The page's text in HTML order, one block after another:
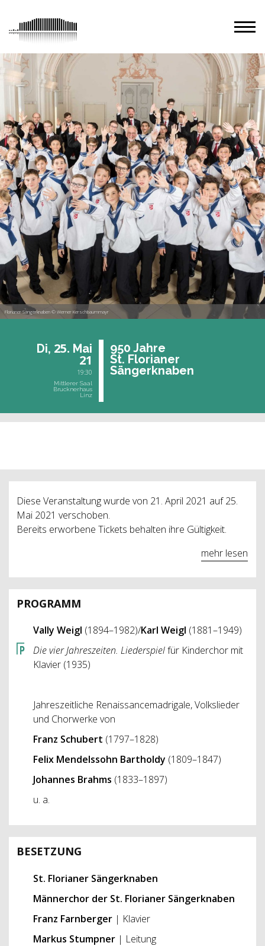
Florianer Sängerknaben © Werner Kerschbaummayr
Di, 25. Mai
21
19:30
Mittlerer Saal
Brucknerhaus
Linz
950 Jahre
St. Flo­ria­ner
Sän­ger­kna­ben
Diese Veranstaltung wurde von 21. April 2021 auf 25.
Mai 2021 verschoben.
Bereits erworbene Tickets behalten ihre Gültigkeit.
mehr lesen
PROGRAMM
Vally Weigl (1894–1982)/Karl Weigl (1881–1949)
Die vier Jahreszeiten. Liederspielfür Kinderchor mit
Klavier (1935)
Jahreszeitliche Renaissancemadrigale, Volkslieder
und Chorwerke von
Franz Schubert (1797–1828)
Felix Mendelssohn Bartholdy (1809–1847)
Johannes Brahms (1833–1897)
u. a.
BESETZUNG
St. Florianer Sängerknaben
Männerchor der St. Florianer Sängerknaben
Franz Farnberger | Klavier
Markus Stumpner | Leitung